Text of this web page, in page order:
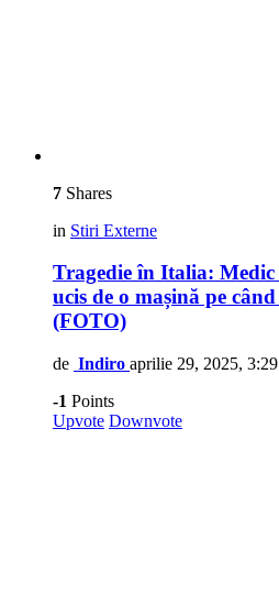
7 Shares
in Stiri Externe
Tragedie în Italia:
ucis de o mașină pe
(FOTO)
de Indiro aprilie 29, 2025,
-1 Points
Upvote Downvote